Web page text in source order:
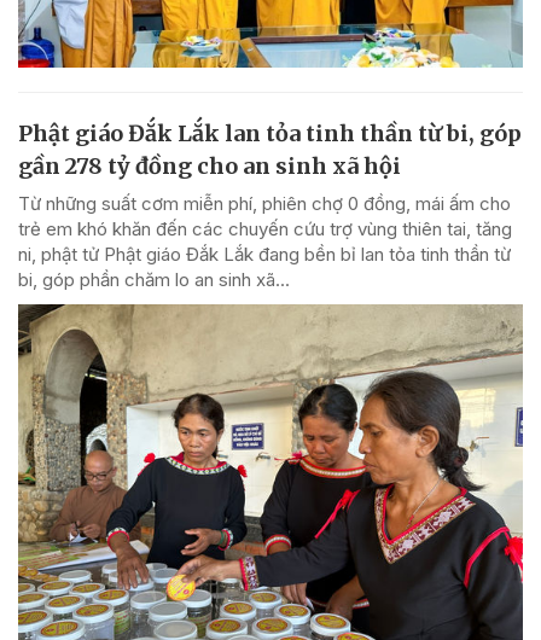
Phật giáo Đắk Lắk lan tỏa tinh thần từ bi, góp
gần 278 tỷ đồng cho an sinh xã hội
Từ những suất cơm miễn phí, phiên chợ 0 đồng, mái ấm cho
trẻ em khó khăn đến các chuyến cứu trợ vùng thiên tai, tăng
ni, phật tử Phật giáo Đắk Lắk đang bền bỉ lan tỏa tinh thần từ
bi, góp phần chăm lo an sinh xã...